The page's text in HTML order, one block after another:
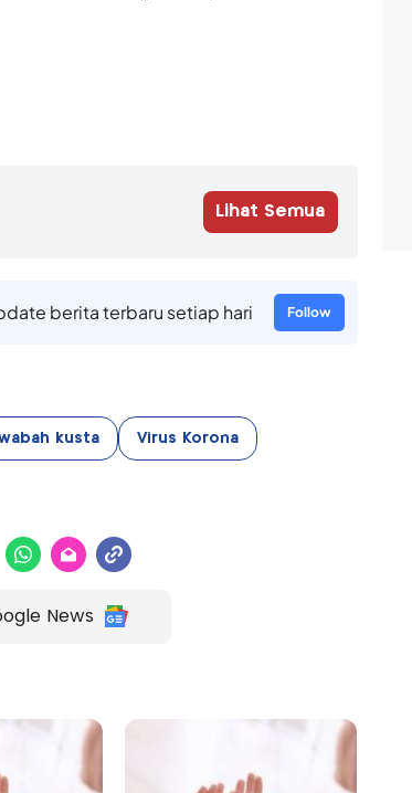
Lihat Semua
berita terbaru setiap hari Follow
kusta Virus Korona
News